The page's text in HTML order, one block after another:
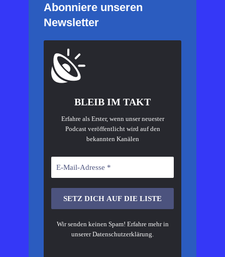
Abonniere unseren
Newsletter
BLEIB IM TAKT
Erfahre als Erster, wenn unser neuester
Podcast veröffentlicht wird auf den
bekannten Kanälen
Wir senden keinen Spam! Erfahre mehr in
unsererDatenschutzerklärung.